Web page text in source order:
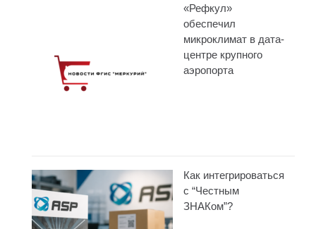
«Рефкул»
обеспечил
микроклимат в дата-
центре крупного
аэропорта
Как интегрироваться
с “Честным
ЗНАКом”?